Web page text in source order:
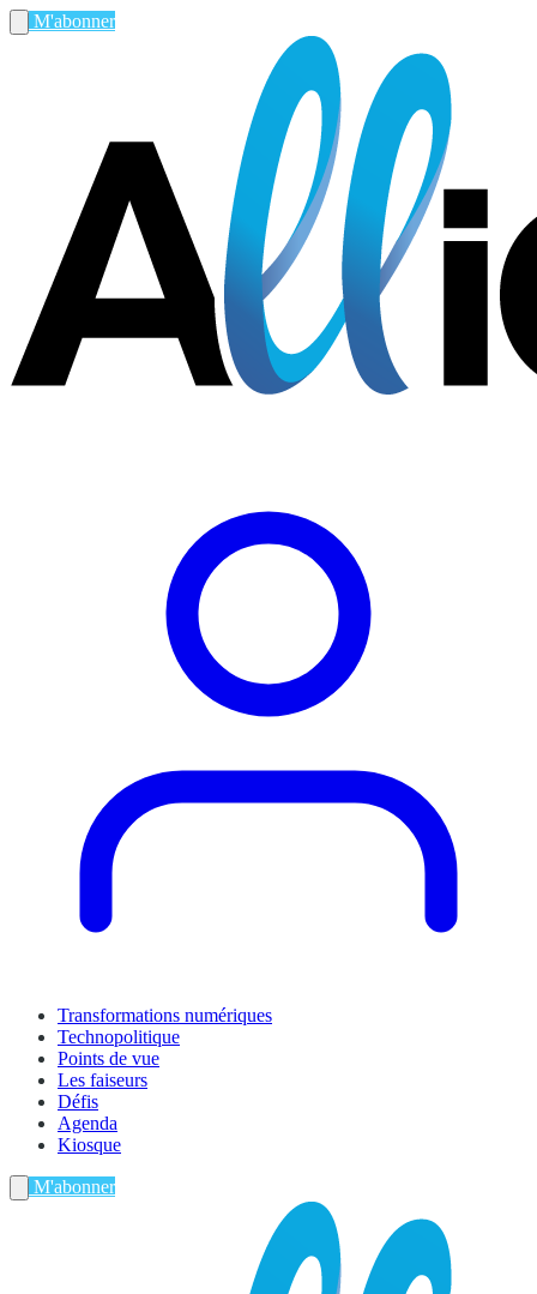
M'abonner
Transformations numériques
Technopolitique
Points de vue
Les faiseurs
Défis
Agenda
Kiosque
M'abonner